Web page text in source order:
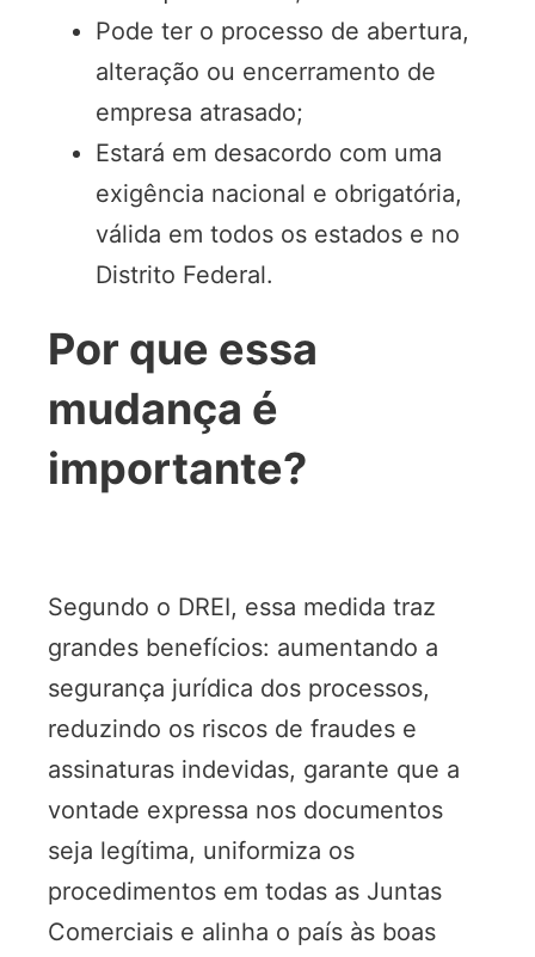
Pode ter o processo de abertura,
alteração ou encerramento de
empresa atrasado;
Estará em desacordo com uma
exigência nacional e obrigatória,
válida em todos os estados e no
Distrito Federal.
Por que essa
mudança é
importante?
Segundo o DREI, essa medida traz
grandes benefícios: aumentando a
segurança jurídica dos processos,
reduzindo os riscos de fraudes e
assinaturas indevidas, garante que a
vontade expressa nos documentos
seja legítima, uniformiza os
procedimentos em todas as Juntas
Comerciais e alinha o país às boas